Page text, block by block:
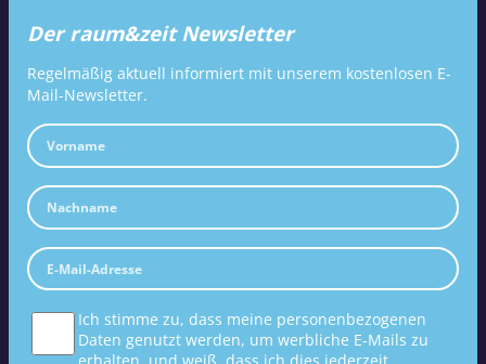
Der raum&zeit Newsletter
Regelmäßig aktuell informiert mit unserem kostenlosen E-
Mail-Newsletter.
Ich stimme zu, dass meine personenbezogenen
Daten genutzt werden, um werbliche E-Mails zu
erhalten, und weiß, dass ich dies jederzeit